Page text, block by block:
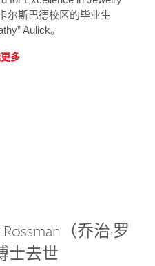
尔斯巴德校区的毕业生
Aulick。
多
（乔治·罗
士去世